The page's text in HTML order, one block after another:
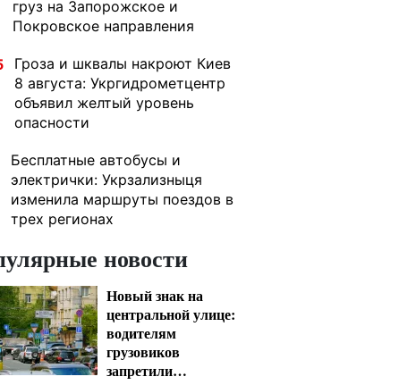
груз на Запорожское и
Покровское направления
Гроза и шквалы накроют Киев
8 августа: Укргидрометцентр
объявил желтый уровень
опасности
Бесплатные автобусы и
электрички: Укрзализныця
изменила маршруты поездов в
трех регионах
новости
Новый знак на
центральной улице:
водителям
грузовиков
запретили